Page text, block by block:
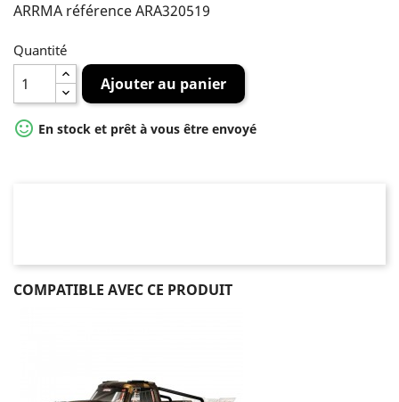
ARRMA référence ARA320519
Quantité
Ajouter au panier
 En stock et prêt à vous être envoyé
COMPATIBLE AVEC CE PRODUIT